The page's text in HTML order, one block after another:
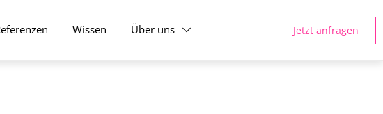
Wissen Über uns Jetzt anfragen